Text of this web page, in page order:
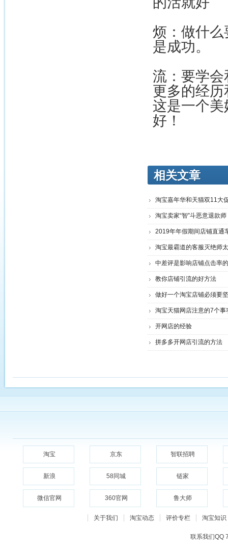
烦：做什
是成功。
流：要学
更多的经历
这是一个
好！
相关文章
淘宝嘉年华和天猫双11大
淘宝卖家“智”斗恶意退款
2019年年假期间店铺直通
淘宝最霸道的客服灭绝师太
中差评是影响店铺点击率
教你店铺引流的好方法
做好一个淘宝店铺必须要
淘宝天猫网店注意的7个事
开网店的经验
拼多多开网店引流的方法
淘宝 京东 智联招聘
新浪 58同城 链家
微信官网 360官网 鲁大师
关于我们 淘宝动态 评价专栏 淘宝知识
联系我们QQ